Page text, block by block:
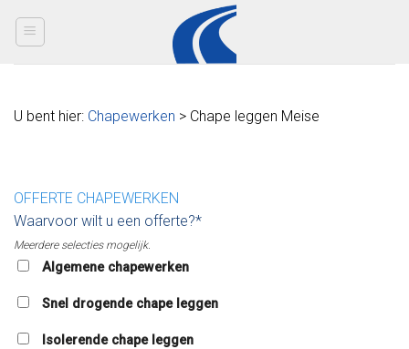
U bent hier: Chapewerken > Chape leggen Meise
OFFERTE CHAPEWERKEN
Waarvoor wilt u een offerte?*
Meerdere selecties mogelijk.
Algemene chapewerken
Snel drogende chape leggen
Isolerende chape leggen